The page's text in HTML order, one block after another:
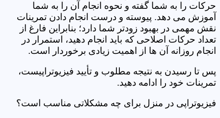
حرکات را به شما گفته و نحوه انجام آن را به شما
آموزش می دهد. پیوسته و درست انجام دادن تمرینات
نقش مهمی در بهبود زودتر شما دارد؛ بنابراین فارغ از
تعداد حرکات اصلاحی که باید انجام دهید، استمرار در
انجام روزانه آن ها از اهمیت زیادی برخوردار است.
پس تا رسیدن به نتیجه مطلوب و تأیید فیزیوتراپیست،
تمرینات خود را ادامه دهید.
فیزیوتراپی در منزل برای چه مشکلاتی مناسب است؟